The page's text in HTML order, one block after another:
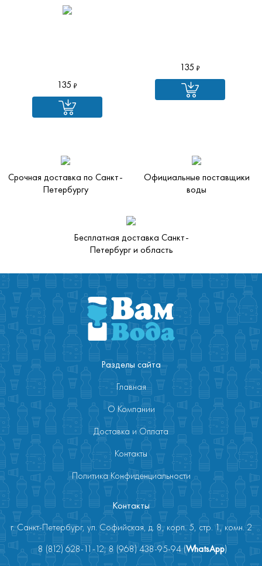
135
135
Срочная доставка по Санкт-
Петербургу
Официальные поставщики
воды
Бесплатная доставка Санкт-
Петербург и область
Разделы сайта
Главная
О Компании
Доставка и Оплата
Контакты
Политика Конфиденциальности
Контакты
г. Санкт-Петербург, ул. Софийская, д. 8, корп. 5, стр. 1, комн. 2
8 (812) 628-11-12; 8 (968) 438-95-94 (WhatsApp)